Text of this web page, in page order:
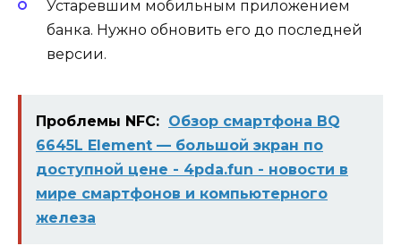
Устаревшим мобильным приложением
банка. Нужно обновить его до последней
версии.
Проблемы NFC: Обзор смартфона BQ
6645L Element — большой экран по
доступной цене - 4pda.fun - новости в
мире смартфонов и компьютерного
железа